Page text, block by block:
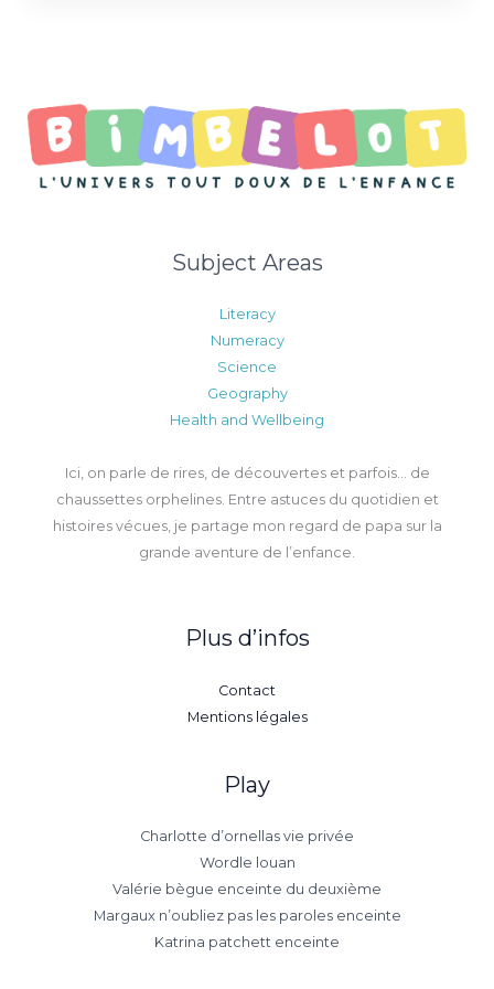
Subject Areas
Literacy
Numeracy
Science
Geography
Health and Wellbeing
Ici, on parle de rires, de découvertes et parfois… de
chaussettes orphelines. Entre astuces du quotidien et
histoires vécues, je partage mon regard de papa sur la
grande aventure de l’enfance.
Plus d’infos
Contact
Mentions légales
Play
Charlotte d’ornellas vie privée
Wordle louan
Valérie bègue enceinte du deuxième
Margaux n’oubliez pas les paroles enceinte
Katrina patchett enceinte